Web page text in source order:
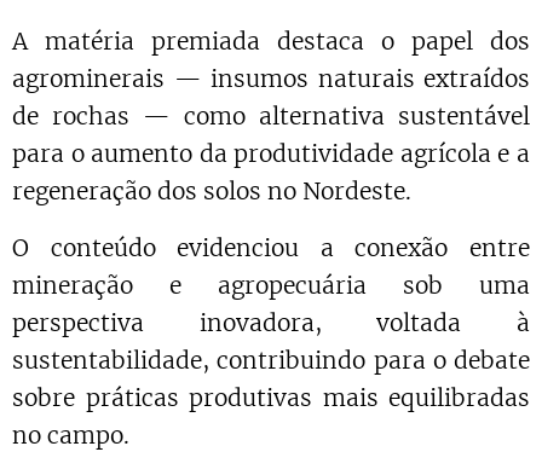
A matéria premiada destaca o papel dos
agrominerais — insumos naturais extraídos
de rochas — como alternativa sustentável
para o aumento da produtividade agrícola e a
regeneração dos solos no Nordeste.
O conteúdo evidenciou a conexão entre
mineração e agropecuária sob uma
perspectiva inovadora, voltada à
sustentabilidade, contribuindo para o debate
sobre práticas produtivas mais equilibradas
no campo.